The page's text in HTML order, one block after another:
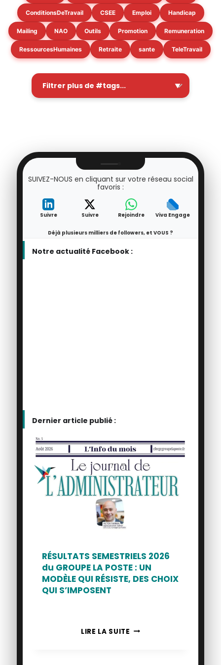
ConditionsDeTravail CSEE Emploi Handicap
Mailing NAO Outils Promotion Remuneration
RessourcesHumaines Retraite sante TeleTravail
SUIVEZ-NOUS en cliquant sur votre réseau social
favoris :
Suivre Suivre Rejoindre Viva Engage
Déjà plusieurs milliers de followers, et VOUS ?
Notre actualité Facebook :
Dernier article publié :
RÉSULTATS SEMESTRIELS 2026
du GROUPE LA POSTE : UN
MODÈLE QUI RÉSISTE, DES CHOIX
QUI S’IMPOSENT
LIRE LA SUITE RÉSULTATS